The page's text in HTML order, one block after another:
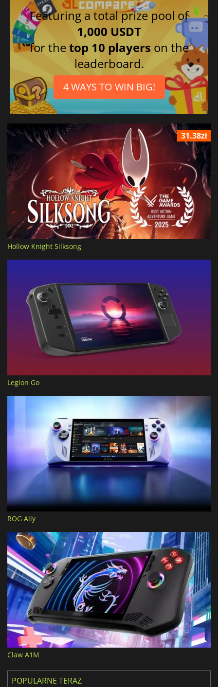
Featuring a total prize pool of
1,000 USDT
for thetop 10 players on the
leaderboard.
4 WAYS TO WIN BIG!
31.38zł
Hollow Knight Silksong
Legion Go
ROG Ally
Claw A1M
POPULARNE TERAZ